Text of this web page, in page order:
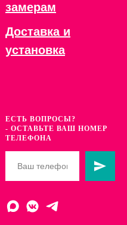
замерам
Доставка и
установка
ЕСТЬ ВОПРОСЫ?
- ОСТАВЬТЕ ВАШ НОМЕР
ТЕЛЕФОНА